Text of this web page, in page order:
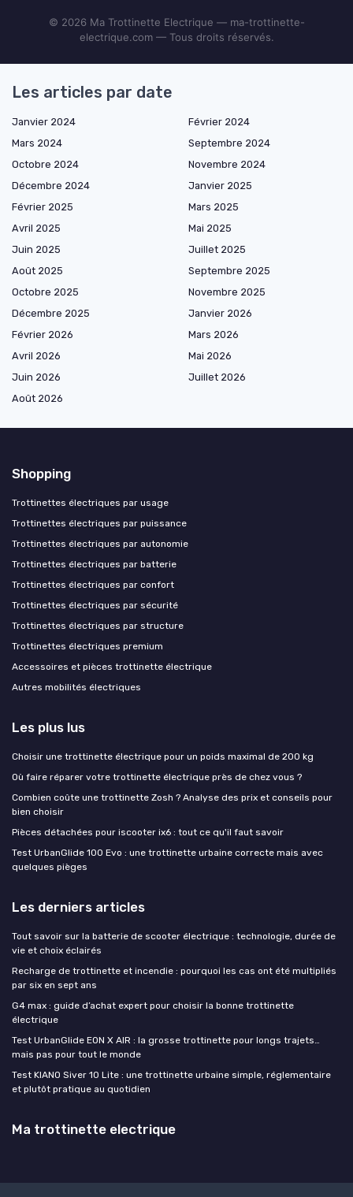
© 2026 Ma Trottinette Electrique — ma-trottinette-
electrique.com — Tous droits réservés.
Les articles par date
Janvier 2024
Février 2024
Mars 2024
Septembre 2024
Octobre 2024
Novembre 2024
Décembre 2024
Janvier 2025
Février 2025
Mars 2025
Avril 2025
Mai 2025
Juin 2025
Juillet 2025
Août 2025
Septembre 2025
Octobre 2025
Novembre 2025
Décembre 2025
Janvier 2026
Février 2026
Mars 2026
Avril 2026
Mai 2026
Juin 2026
Juillet 2026
Août 2026
Shopping
Trottinettes électriques par usage
Trottinettes électriques par puissance
Trottinettes électriques par autonomie
Trottinettes électriques par batterie
Trottinettes électriques par confort
Trottinettes électriques par sécurité
Trottinettes électriques par structure
Trottinettes électriques premium
Accessoires et pièces trottinette électrique
Autres mobilités électriques
Les plus lus
Choisir une trottinette électrique pour un poids maximal de 200 kg
Où faire réparer votre trottinette électrique près de chez vous ?
Combien coûte une trottinette Zosh ? Analyse des prix et conseils pour
bien choisir
Pièces détachées pour iscooter ix6 : tout ce qu'il faut savoir
Test UrbanGlide 100 Evo : une trottinette urbaine correcte mais avec
quelques pièges
Les derniers articles
Tout savoir sur la batterie de scooter électrique : technologie, durée de
vie et choix éclairés
Recharge de trottinette et incendie : pourquoi les cas ont été multipliés
par six en sept ans
G4 max : guide d’achat expert pour choisir la bonne trottinette
électrique
Test UrbanGlide EON X AIR : la grosse trottinette pour longs trajets…
mais pas pour tout le monde
Test KIANO Siver 10 Lite : une trottinette urbaine simple, réglementaire
et plutôt pratique au quotidien
Ma trottinette electrique